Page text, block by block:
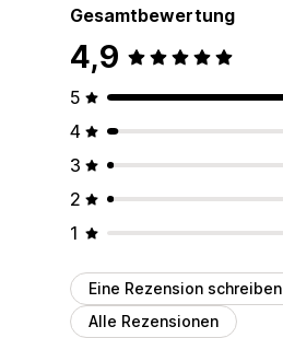
Gesamtbewertung
4,9
5
4
3
2
1
Eine Rezension schreiben
Alle Rezensionen